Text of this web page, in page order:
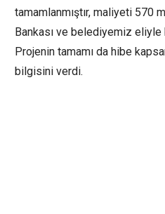
tamamlanmıştır, maliyeti 570
Bankası ve belediyemiz
Projenin tamamı da hibe
bilgisini verdi.